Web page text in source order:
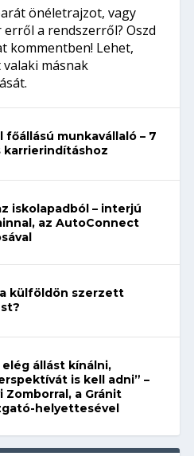
önéletrajzot, vagy
a rendszerről? Oszd
kommentben! Lehet,
másnak
főállású munkavállaló – 7
karrierindításhoz
iskolapadból – interjú
az AutoConnect
külföldön szerzett
elég állást kínálni,
is kell adni” –
Zomborral, a Gránit
helyettesével